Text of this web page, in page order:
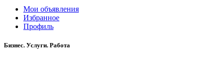
Мои объявления
Избранное
Профиль
Бизнес. Услуги. Работа